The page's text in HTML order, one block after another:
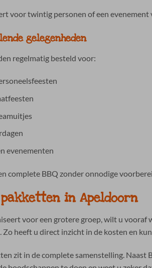
voor twintig personen of een
gelegenheden
regelmatig besteld voor:
evenementen
complete BBQ zonder onnodige
pakketten in Apeldoorn
voor een grotere groep, wilt u
heeft u direct inzicht in de kosten en
zit in de complete samenstelling.